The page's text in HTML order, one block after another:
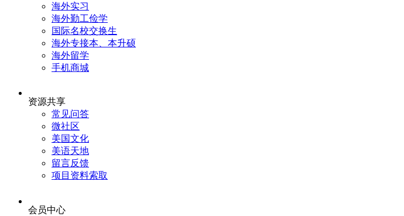
海外实习
海外勤工俭学
国际名校交换生
海外专接本、本升硕
海外留学
手机商城
资源共享
常见问答
微社区
美国文化
美语天地
留言反馈
项目资料索取
会员中心